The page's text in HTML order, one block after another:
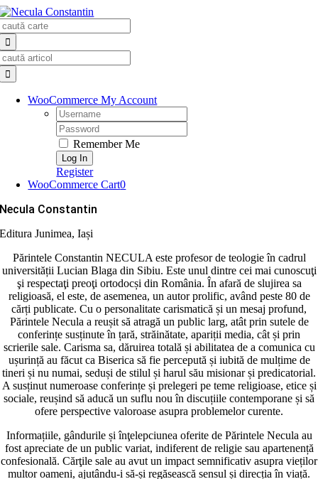
Skip
to
content
WooCommerce My Account
Username:
Password:
Remember Me
Register
WooCommerce Cart0
Necula Constantin
Editura Junimea, Iași
Părintele Constantin NECULA este profesor de teologie în cadrul
universității Lucian Blaga din Sibiu. Este unul dintre cei mai cunoscuţi
şi respectaţi preoţi ortodocși din România. În afară de slujirea sa
religioasă, el este, de asemenea, un autor prolific, având peste 80 de
cărți publicate. Cu o personalitate carismatică și un mesaj profund,
Părintele Necula a reușit să atragă un public larg, atât prin sutele de
conferințe susținute în țară, străinătate, apariții media, cât și prin
scrierile sale. Carisma sa, dăruirea totală și abilitatea de a comunica cu
ușurință au făcut ca Biserica să fie percepută și iubită de mulțime de
tineri și nu numai, seduși de stilul și harul său misionar și predicatorial.
A susținut numeroase conferințe și prelegeri pe teme religioase, etice și
sociale, reușind să aducă un suflu nou în discuțiile contemporane și să
ofere perspective valoroase asupra problemelor curente.
Informațiile, gândurile și înţelepciunea oferite de Părintele Necula au
fost apreciate de un public variat, indiferent de religie sau apartenență
confesională. Cărţile sale au avut un impact semnificativ asupra vieților
multor oameni, ajutându-i să-și regăsească sensul și direcția în viață.